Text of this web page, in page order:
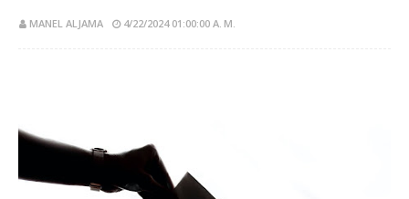
MANEL ALJAMA 4/22/2024 01:00:00 A. M.